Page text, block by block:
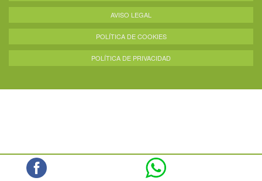
AVISO LEGAL
POLÍTICA DE COOKIES
POLÍTICA DE PRIVACIDAD